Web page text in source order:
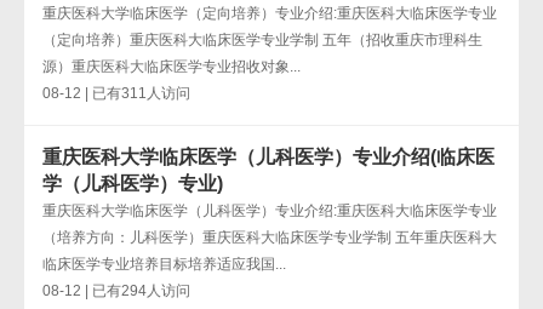
重庆医科大学临床医学（定向培养）专业介绍:重庆医科大临床医学专业
（定向培养）重庆医科大临床医学专业学制 五年（招收重庆市理科生
源）重庆医科大临床医学专业招收对象...
08-12 | 已有311人访问
重庆医科大学临床医学（儿科医学）专业介绍(临床医
学（儿科医学）专业)
重庆医科大学临床医学（儿科医学）专业介绍:重庆医科大临床医学专业
（培养方向：儿科医学）重庆医科大临床医学专业学制 五年重庆医科大
临床医学专业培养目标培养适应我国...
08-12 | 已有294人访问